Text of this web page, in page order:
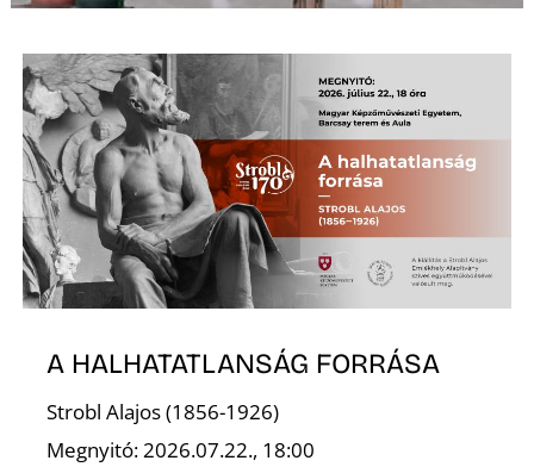
A HALHATATLANSÁG FORRÁSA
Strobl Alajos (1856-1926)
Megnyitó: 2026.07.22., 18:00